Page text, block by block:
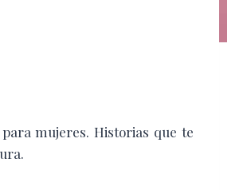
mujeres. Historias que te